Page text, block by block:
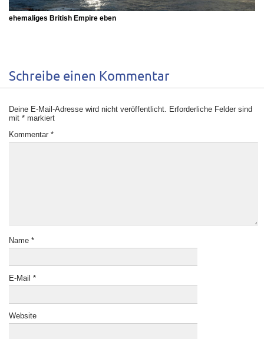
ehemaliges British Empire eben
Schreibe einen Kommentar
Deine E-Mail-Adresse wird nicht veröffentlicht. Erforderliche Felder sind
mit * markiert
Kommentar *
Name *
E-Mail *
Website